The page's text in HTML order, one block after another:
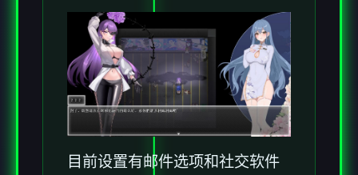
目前设置有邮件选项和社交软件